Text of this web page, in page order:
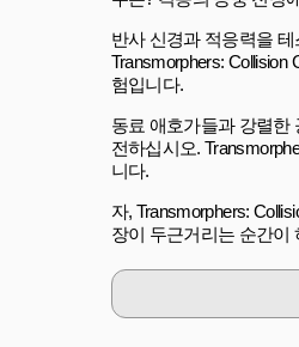
반사 신경과 적응력을
Transmorphers:
험입니다.
동료 애호가들과 강렬한
전하십시오.
니다.
자, Transmorphers:
장이 두근거리는 순간이